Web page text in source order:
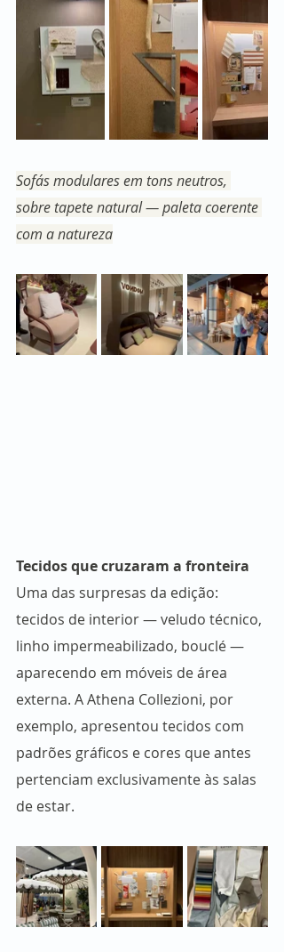
Sofás modulares em tons neutros,
sobre tapete natural — paleta coerente
com a natureza
Tecidos que cruzaram a fronteira
Uma das surpresas da edição:
tecidos de interior — veludo técnico,
linho impermeabilizado, bouclé —
aparecendo em móveis de área
externa. A Athena Collezioni, por
exemplo, apresentou tecidos com
padrões gráficos e cores que antes
pertenciam exclusivamente às salas
de estar.